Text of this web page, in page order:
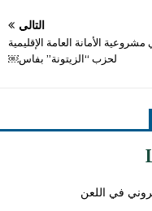
التالي
الأمانة العامة الإقليمية
لحزب “الزيتونة” بفاس￼
في اللعن